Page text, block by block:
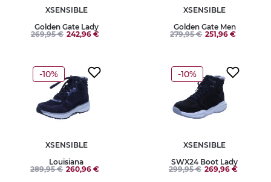
XSENSIBLE
Golden Gate Lady
269,95 € 242,96 €
XSENSIBLE
Golden Gate Men
279,95 € 251,96 €
-10%
XSENSIBLE
Louisiana
289,95 € 260,96 €
-10%
XSENSIBLE
SWX24 Boot Lady
299,95 € 269,96 €